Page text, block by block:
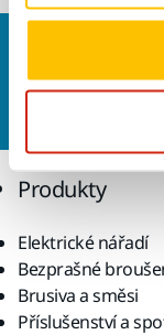
Chcete se
tým
Produkty
Elektrické nářadí
Bezprašné
Brusiva a směsi
Příslušenství a